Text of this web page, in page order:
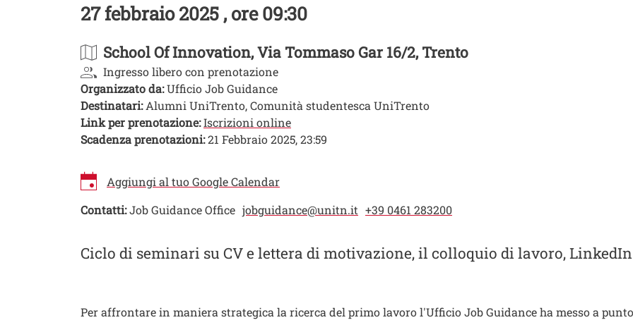
27 febbraio 2025 , ore 09:30
School Of Innovation, Via Tommaso Gar 16/2, Trento
Ingresso libero con prenotazione
Organizzato da:Ufficio Job Guidance
Destinatari:Alumni UniTrento, Comunità studentesca UniTrento
Link per prenotazione:Iscrizioni online
Scadenza prenotazioni:21 Febbraio 2025, 23:59
Aggiungi al tuo Google Calendar
Contatti:Job Guidance Office jobguidance@unitn.it +39 0461 283200
Ciclo di seminari su CV e lettera di motivazione, il colloquio di lavoro,
Per affrontare in maniera strategica la ricerca del primo lavoro l'Ufficio Job Guidance ha messo a